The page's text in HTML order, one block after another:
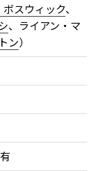
ボスウィック、
、ライアン・マ
ン）